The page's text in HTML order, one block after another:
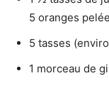
5 oranges
5 tasses
1 morceau de